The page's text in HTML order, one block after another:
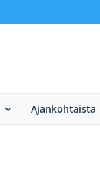
Ajankohtaista